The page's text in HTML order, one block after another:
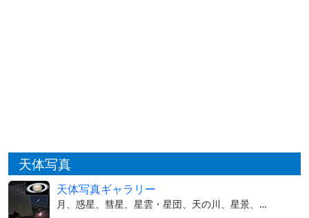
天体写真
天体写真ギャラリー
月、惑星、彗星、星雲・星団、天の川、星景、…